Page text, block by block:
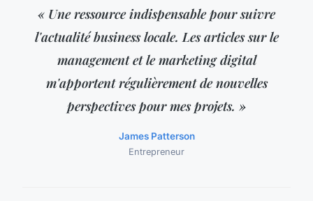
« Une ressource indispensable pour suivre
l'actualité business locale. Les articles sur le
management et le marketing digital
m'apportent régulièrement de nouvelles
perspectives pour mes projets. »
James Patterson
Entrepreneur